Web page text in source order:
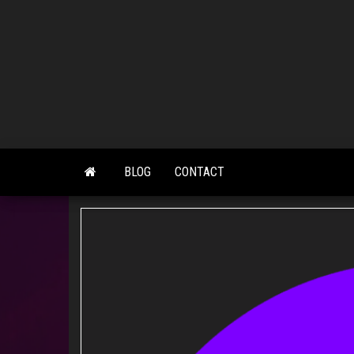
BLOG CONTACT